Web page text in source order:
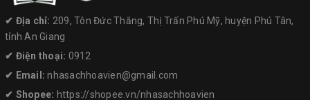
✔︎ Địa chỉ: 209, Tôn Đức Thắng, Thị Trấn Phú Mỹ, huyện Phú Tân,
tỉnh An Giang
✔︎ Điện thoại: 0912
✔︎ Email:nhasachhoavien@gmail.com
✔︎ Shopee: https://shopee.vn/nhasachhoavien